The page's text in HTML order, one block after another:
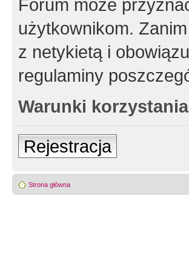
Forum może
użytkownikom.
z netykietą i
regulaminy
Warunki korzystania
Rejestracja
Strona główna